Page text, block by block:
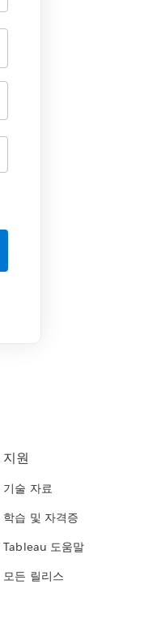
지원
기술 자료
학습 및 자격증
Tableau 도움말
모든 릴리스